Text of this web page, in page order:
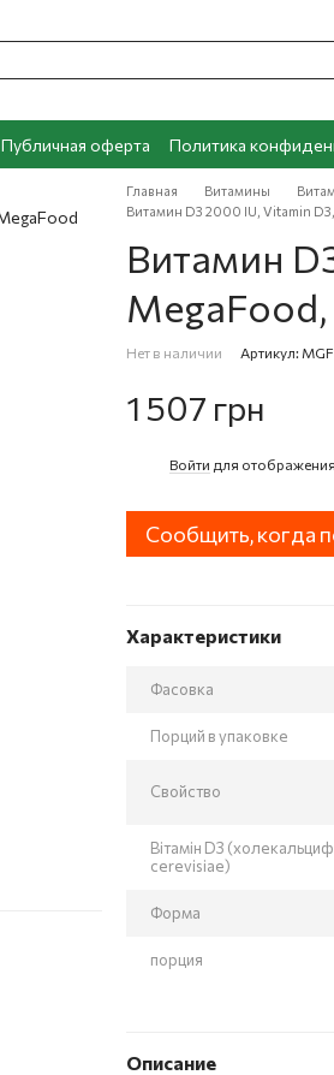
Публичная оферта Политика
Главная Витамины
Витамин D3 2000 IU, Vitamin
Витамин
Нет в наличии Артикул:
1 507 грн
Войти для
Сообщить, когда
Характеристики
Фасовка
Порций в упаковке
Свойство
Вітамін D3
cerevisiae)
Форма
порция
Описание